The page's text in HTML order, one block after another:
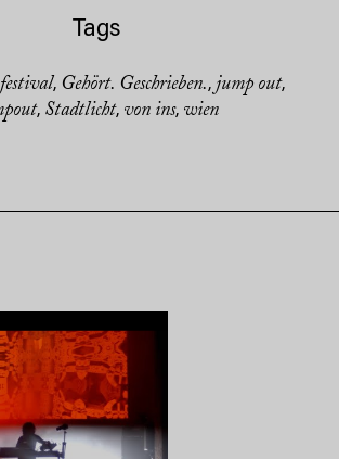
Tags
festival, Gehört. Geschrieben., jump out,
, Stadtlicht, von ins, wien